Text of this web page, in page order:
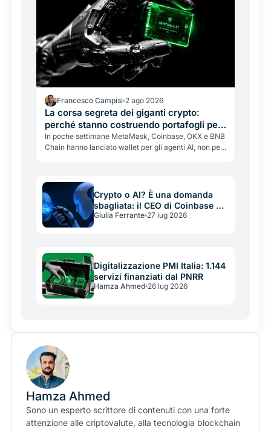
Francesco Campisi 2 ago 2026
La corsa segreta dei giganti crypto:
perché stanno costruendo portafogli per
le AI, non per te
In poche settimane MetaMask, Coinbase, OKX e BNB
Chain hanno lanciato wallet per gli agenti AI, non per
Crypto o AI? È una domanda
sbagliata: il CEO di Coinbase ha
ragione, ma non è un arbitro
Giulia Ferrante 27 lug 2026
Digitalizzazione PMI Italia: 1.144
servizi finanziati dal PNRR
Hamza Ahmed 26 lug 2026
Hamza Ahmed
Sono un esperto scrittore di contenuti con una forte
attenzione alle criptovalute, alla tecnologia blockchain